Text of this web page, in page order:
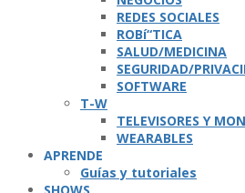
REDES SOCIALES
ROBí“TICA
SALUD/MEDICINA
SEGURIDAD/
SOFTWARE
T-W
TELEVISORES Y
WEARABLES
APRENDE
Guí­as y tutoriales